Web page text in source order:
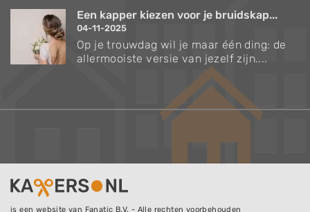
Een kapper kiezen voor je bruidskap...
04-11-2025
Op je trouwdag wil je maar één ding: de
allermooiste versie van jezelf zijn....
is een website van Fanatic B.V. - Alle rechten voorbehouden